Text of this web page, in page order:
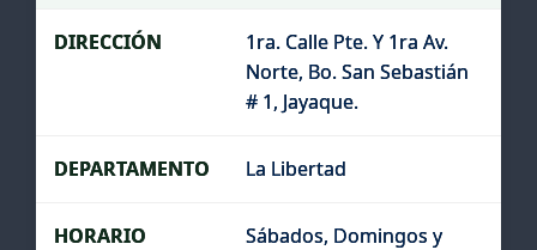
1ra. Calle Pte. Y 1ra Av.
Norte, Bo. San Sebastián
# 1, Jayaque.
La Libertad
Sábados, Domingos y